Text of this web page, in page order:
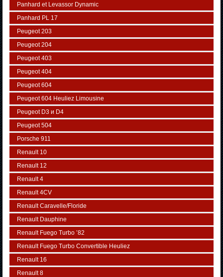
Panhard et Levassor Dynamic
Panhard PL 17
Peugeot 203
Peugeot 204
Peugeot 403
Peugeot 404
Peugeot 604
Peugeot 604 Heuliez Limousine
Peugeot D3 и D4
Peugeot 504
Porsche 911
Renault 10
Renault 12
Renault 4
Renault 4CV
Renault Caravelle/Floride
Renault Dauphine
Renault Fuego Turbo ’82
Renault Fuego Turbo Convertible Heuliez
Renault 16
Renault 8